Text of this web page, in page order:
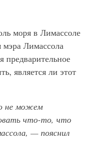
моря в Лимассоле
Лимассола
предварительное
является ли этот
не можем
что-то, что
— пояснил